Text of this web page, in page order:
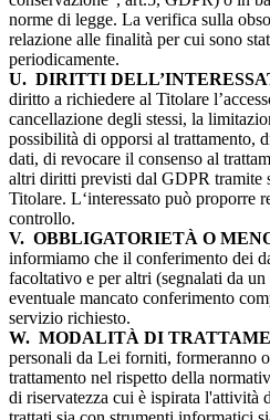
norme di legge. La verifica sulla
relazione alle finalità per cui sono
periodicamente.
U. DIRITTI
diritto a richiedere al Titolare
cancellazione degli stessi, la
possibilità di opporsi al trattamento,
dati, di revocare il consenso al
altri diritti previsti dal GDPR tramite
Titolare. L‘interessato può proporre
controllo.
V. OBBLIGATORIETÀ O
informiamo che il conferimento dei
facoltativo e per altri (segnalati da
eventuale mancato conferimento
servizio richiesto.
W. MODALITÀ DI
personali da Lei forniti, formeranno
trattamento nel rispetto della
di riservatezza cui è ispirata l'attività